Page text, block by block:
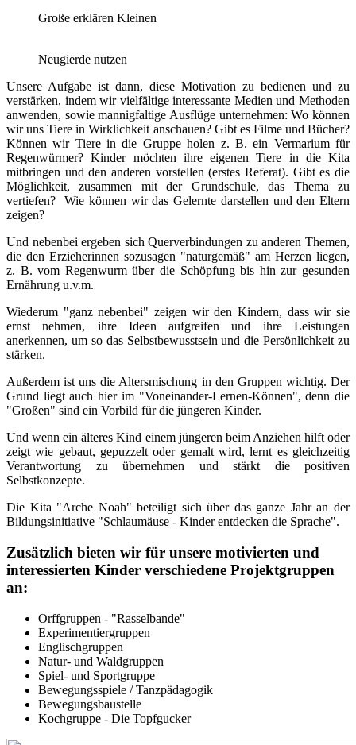
Große erklären Kleinen
Neugierde nutzen
Unsere Aufgabe ist dann, diese Motivation zu bedienen und zu
verstärken, indem wir vielfältige interessante Medien und Methoden
anwenden, sowie mannigfaltige Ausflüge unternehmen: Wo können
wir uns Tiere in Wirklichkeit anschauen? Gibt es Filme und Bücher?
Können wir Tiere in die Gruppe holen z. B. ein Vermarium für
Regenwürmer? Kinder möchten ihre eigenen Tiere in die Kita
mitbringen und den anderen vorstellen (erstes Referat). Gibt es die
Möglichkeit, zusammen mit der Grundschule, das Thema zu
vertiefen? Wie können wir das Gelernte darstellen und den Eltern
zeigen?
Und nebenbei ergeben sich Querverbindungen zu anderen Themen,
die den Erzieherinnen sozusagen "naturgemäß" am Herzen liegen,
z. B. vom Regenwurm über die Schöpfung bis hin zur gesunden
Ernährung u.v.m.
Wiederum "ganz nebenbei" zeigen wir den Kindern, dass wir sie
ernst nehmen, ihre Ideen aufgreifen und ihre Leistungen
anerkennen, um so das Selbstbewusstsein und die Persönlichkeit zu
stärken.
Außerdem ist uns die Altersmischung in den Gruppen wichtig. Der
Grund liegt auch hier im "Voneinander-Lernen-Können", denn die
"Großen" sind ein Vorbild für die jüngeren Kinder.
Und wenn ein älteres Kind einem jüngeren beim Anziehen hilft oder
zeigt wie gebaut, gepuzzelt oder gemalt wird, lernt es gleichzeitig
Verantwortung zu übernehmen und stärkt die positiven
Selbstkonzepte.
Die Kita "Arche Noah" beteiligt sich über das ganze Jahr an der
Bildungsinitiative "Schlaumäuse - Kinder entdecken die Sprache".
Zusätzlich bieten wir für unsere motivierten und
interessierten Kinder verschiedene Projektgruppen
an:
Orffgruppen - "Rasselbande"
Experimentiergruppen
Englischgruppen
Natur- und Waldgruppen
Spiel- und Sportgruppe
Bewegungsspiele / Tanzpädagogik
Bewegungsbaustelle
Kochgruppe - Die Topfgucker